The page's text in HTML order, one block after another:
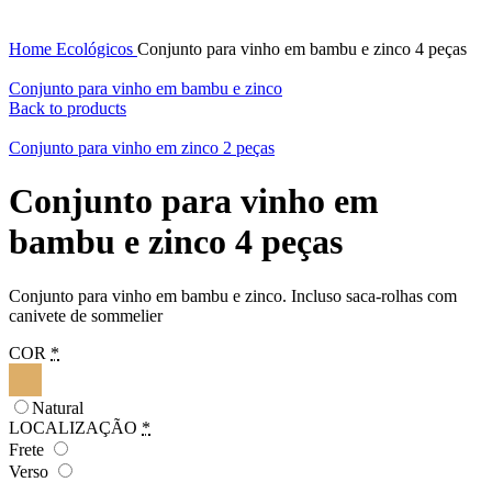
Home Ecológicos Conjunto para vinho em bambu e zinco 4 peças
Conjunto para vinho em bambu e zinco
Back to products
Conjunto para vinho em zinco 2 peças
Conjunto para vinho em
bambu e zinco 4 peças
Conjunto para vinho em bambu e zinco. Incluso saca-rolhas com
canivete de sommelier
COR *
Natural
LOCALIZAÇÃO *
Frete
Verso